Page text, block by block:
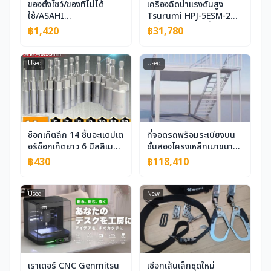
ของตั้งโชว์/ของที่ไม่ได้
ใช้/ASAHI
EITO/CARESIS/W75/โต๊ะ
เครื่องแป้ง/กระจกสามด้าน/
ได้/โต๊ะเครื่องแป้ง
ห้องน้ำ/280,000
ymm4767k
฿1,420
เครื่องฉีดน้ำแรงดันสูง
Tsurumi HPJ-5ESM-2
เครื่องยนต์ปืนฉีดน้ำแรงดัน
สูง/สายฉีดน้ำแรงดันสูง
ก่อสร้างตกแต่งใหม่เปิดตัว
ในฟุกุโอกะ Sold out มือ
สอง 6144
฿31,780
Used
ซ็อกเก็ตลึก 14 ชิ้นอะแดปเต
อร์ซ็อกเก็ตยาว 6 มิลลิเมตร
19 มิลลิเมตรซ็อกเก็ตบิต
ไดร์เวอร์ไฟฟ้าเจาะไดรฟ์
฿430
Used
ที่จอดรถพร้อมระเบียงบน
ชั้นสองโครงเหล็กเบาขนาด
ภายนอก 3 x 5.95ม. มีสี
ขาวหรือสีดำมีให้เลือกแบบมี
กำหนดเองได้คันโตคลัง
สินค้าคันไซมี
฿118,410
Used
เราเตอร์ CNC Genmitsu
New
เชือกเส้นเล็กชุดใหม่